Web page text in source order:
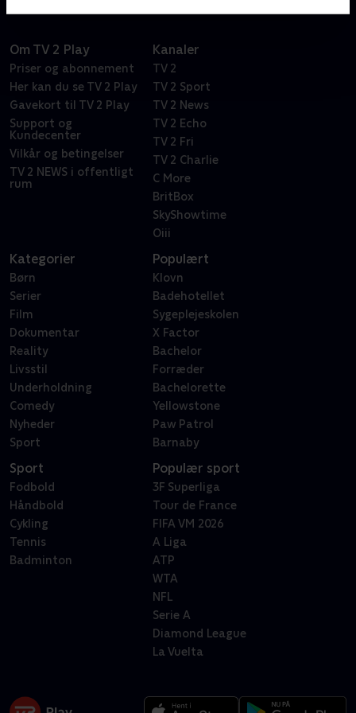
Om TV 2 Play
Priser og abonnement
Her kan du se TV 2 Play
Gavekort til TV 2 Play
Support og
Kundecenter
Vilkår og betingelser
TV 2 NEWS i offentligt
rum
Kanaler
TV 2
TV 2 Sport
TV 2 News
TV 2 Echo
TV 2 Fri
TV 2 Charlie
C More
BritBox
SkyShowtime
Oiii
Kategorier
Børn
Serier
Film
Dokumentar
Reality
Livsstil
Underholdning
Comedy
Nyheder
Sport
Populært
Klovn
Badehotellet
Sygeplejeskolen
X Factor
Bachelor
Forræder
Bachelorette
Yellowstone
Paw Patrol
Barnaby
Sport
Fodbold
Håndbold
Cykling
Tennis
Badminton
Populær sport
3F Superliga
Tour de France
FIFA VM 2026
A Liga
ATP
WTA
NFL
Serie A
Diamond League
La Vuelta